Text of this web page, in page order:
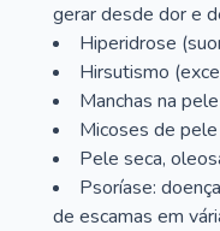
gerar desde dor e
Hiperidrose
Hirsutismo
Manchas na
Micoses de
Pele seca,
Psoríase:
de escamas em